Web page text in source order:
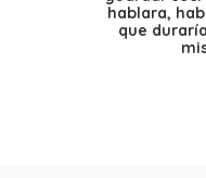
hablara,
que